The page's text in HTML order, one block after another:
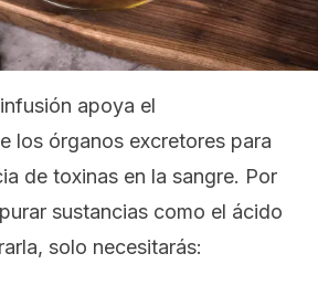
apoya el
los órganos excretores para
de toxinas en la sangre. Por
sustancias como el ácido
solo necesitarás: